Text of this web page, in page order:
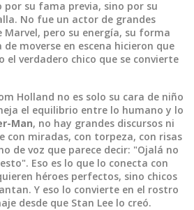
su fama previa, sino por su
No fue un actor de grandes
Marvel, pero su energía, su forma
moverse en escena hicieron que
el verdadero chico que se convierte
Holland no es solo su cara de niño
el equilibrio entre lo humano y lo
Man, no hay grandes discursos ni
con miradas, con torpeza, con risas
de voz que parece decir: "Ojalá no
Eso es lo que lo conecta con
héroes perfectos, sino chicos
Y eso lo convierte en el rostro
desde que Stan Lee lo creó.